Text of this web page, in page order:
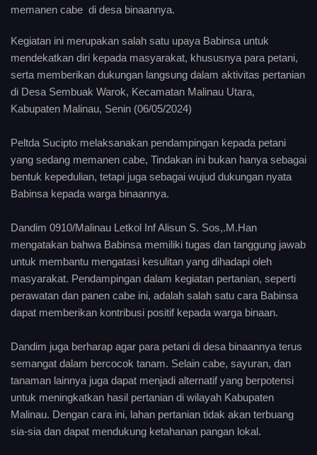
memanen cabe di desa binaannya.
Kegiatan ini merupakan salah satu upaya Babinsa untuk
mendekatkan diri kepada masyarakat, khususnya para petani,
serta memberikan dukungan langsung dalam aktivitas pertanian
di Desa Sembuak Warok, Kecamatan Malinau Utara,
Kabupaten Malinau, Senin (06/05/2024)
Peltda Sucipto melaksanakan pendampingan kepada petani
yang sedang memanen cabe, Tindakan ini bukan hanya sebagai
bentuk kepedulian, tetapi juga sebagai wujud dukungan nyata
Babinsa kepada warga binaannya.
Dandim 0910/Malinau Letkol Inf Alisun S. Sos,.M.Han
mengatakan bahwa Babinsa memiliki tugas dan tanggung jawab
untuk membantu mengatasi kesulitan yang dihadapi oleh
masyarakat. Pendampingan dalam kegiatan pertanian, seperti
perawatan dan panen cabe ini, adalah salah satu cara Babinsa
dapat memberikan kontribusi positif kepada warga binaan.
Dandim juga berharap agar para petani di desa binaannya terus
semangat dalam bercocok tanam. Selain cabe, sayuran, dan
tanaman lainnya juga dapat menjadi alternatif yang berpotensi
untuk meningkatkan hasil pertanian di wilayah Kabupaten
Malinau. Dengan cara ini, lahan pertanian tidak akan terbuang
sia-sia dan dapat mendukung ketahanan pangan lokal.